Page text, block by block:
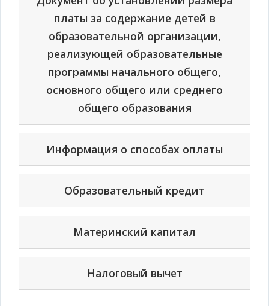
платы за содержание детей в
образовательной организации,
реализующей образовательные
программы начального общего,
основного общего или среднего
общего образования
Информация о способах оплаты
Образовательный кредит
Материнский капитал
Налоговый вычет